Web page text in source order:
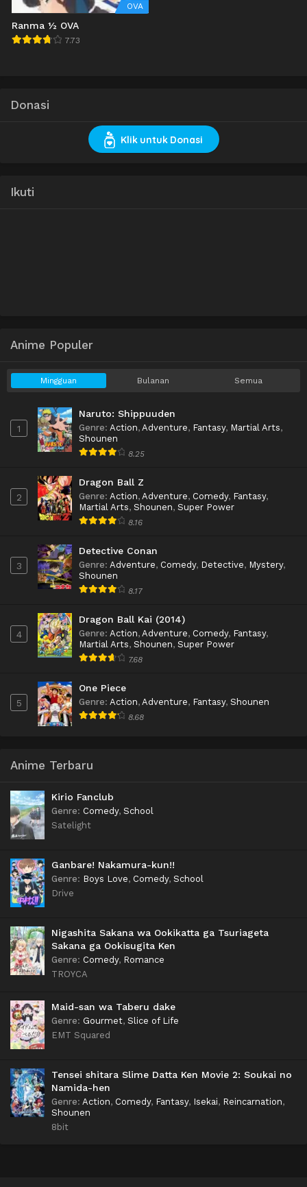
OVA
Ranma ½ OVA
7.73
Donasi
Klik untuk Donasi
Ikuti
Anime Populer
Mingguan Bulanan Semua
1
Naruto: Shippuuden
Genre: Action, Adventure, Fantasy, Martial Arts,
Shounen
8.25
2
Dragon Ball Z
Genre: Action, Adventure, Comedy, Fantasy,
Martial Arts, Shounen, Super Power
8.16
3
Detective Conan
Genre: Adventure, Comedy, Detective, Mystery,
Shounen
8.17
4
Dragon Ball Kai (2014)
Genre: Action, Adventure, Comedy, Fantasy,
Martial Arts, Shounen, Super Power
7.68
5
One Piece
Genre: Action, Adventure, Fantasy, Shounen
8.68
Anime Terbaru
Kirio Fanclub
Genre: Comedy, School
Satelight
Ganbare! Nakamura-kun!!
Genre: Boys Love, Comedy, School
Drive
Nigashita Sakana wa Ookikatta ga Tsuriageta
Sakana ga Ookisugita Ken
Genre: Comedy, Romance
TROYCA
Maid-san wa Taberu dake
Genre: Gourmet, Slice of Life
EMT Squared
Tensei shitara Slime Datta Ken Movie 2: Soukai no
Namida-hen
Genre: Action, Comedy, Fantasy, Isekai, Reincarnation,
Shounen
8bit